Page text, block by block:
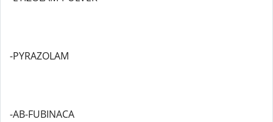
-PYRAZOLAM
-AB-FUBINACA